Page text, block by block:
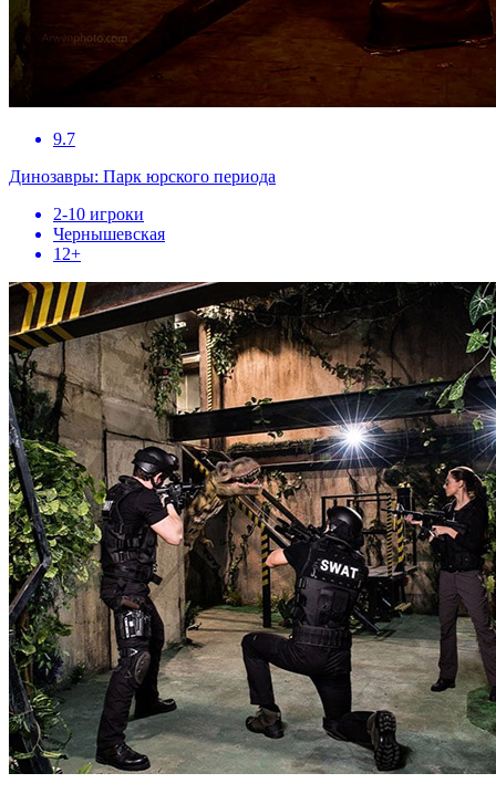
9.7
Динозавры: Парк юрского периода
2-10 игроки
Чернышевская
12+